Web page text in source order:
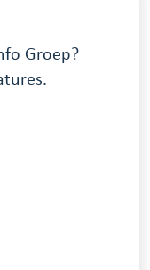
Groep?